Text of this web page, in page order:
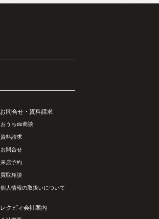
お問合せ・資料請求
おうちde商談
資料請求
お問合せ
来店予約
買取相談
個人情報の取扱いについて
レクビィ会社案内